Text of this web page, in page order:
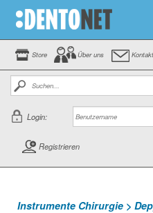
Store Über uns Kontakt
Login:
Registrieren
Instrumente Chirurgie >